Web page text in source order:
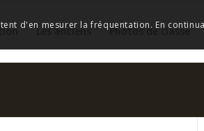
Les anciens Photos de classe
d'en mesurer la fréquentation. En